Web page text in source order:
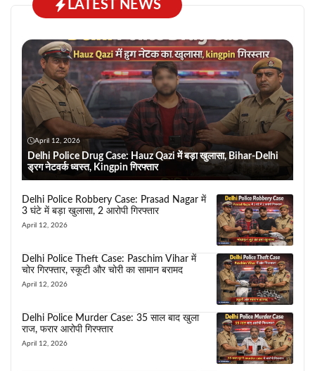
LATEST NEWS
April 12, 2026
Delhi Police Drug Case: Hauz Qazi में बड़ा खुलासा, Bihar-Delhi
ड्रग नेटवर्क ध्वस्त, Kingpin गिरफ्तार
Delhi Police Robbery Case: Prasad Nagar में
3 घंटे में बड़ा खुलासा, 2 आरोपी गिरफ्तार
April 12, 2026
Delhi Police Theft Case: Paschim Vihar में
चोर गिरफ्तार, स्कूटी और चोरी का सामान बरामद
April 12, 2026
Delhi Police Murder Case: 35 साल बाद खुला
राज, फरार आरोपी गिरफ्तार
April 12, 2026